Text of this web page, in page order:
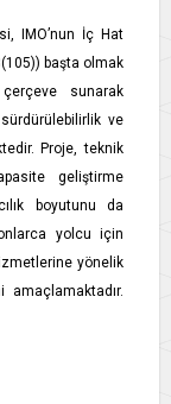
IMO’nun İç Hat
başta olmak
sunarak
ve
Proje, teknik
geliştirme
boyutunu da
yolcu için
yönelik